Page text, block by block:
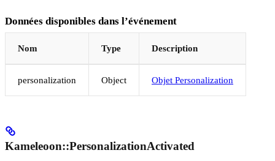
Données disponibles dans l’événement
Nom Type Description
personalization Object Objet Personalization
Kameleoon::PersonalizationActivated